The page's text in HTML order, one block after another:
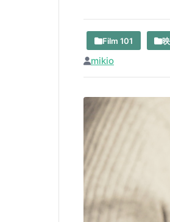
Film 101
mikio